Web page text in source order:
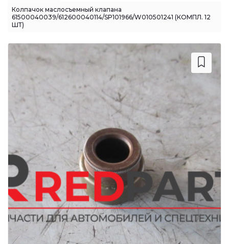
Колпачок маслосъемный клапана
61500040039/612600040114/SP101966/W010501241 (КОМПЛ. 12
ШТ)